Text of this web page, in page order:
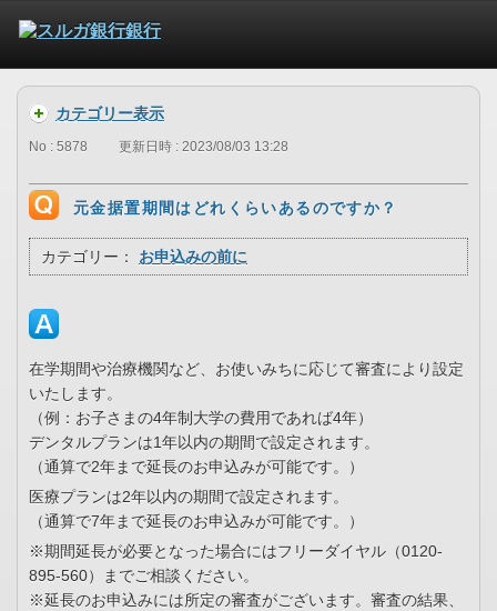
カテゴリー表示
No : 5878 更新日時 : 2023/08/03 13:28
元金据置期間はどれくらいあるのですか？
カテゴリー： お申込みの前に
在学期間や治療機関など、お使いみちに応じて審査により設定
いたします。
（例：お子さまの4年制大学の費用であれば4年）
デンタルプランは1年以内の期間で設定されます。
（通算で2年まで延長のお申込みが可能です。）
医療プランは2年以内の期間で設定されます。
（通算で7年まで延長のお申込みが可能です。）
※期間延長が必要となった場合にはフリーダイヤル（0120-
895-560）までご相談ください。
※延長のお申込みには所定の審査がございます。審査の結果、